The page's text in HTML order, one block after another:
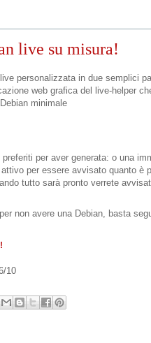
live su misura!
personalizzata in due semplici
web grafica del live-helper
minimale
per aver generata: o una
per essere avvisato quanto
tutto sarà pronto verrete
non avere una Debian, basta
10